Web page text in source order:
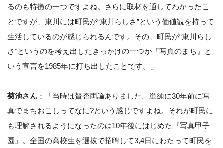
るのも特徴の一つですよね。さらに取材を通してわかったこ
とですが、東川には町民が“東川らしさ”という価値観を持って
生活しているのが感じられるんです。その、町民が“東川らし
さ”というのを考え出したきっかけの一つが『写真のまち』と
いう宣言を1985年に打ち出したことです。」
菊池さん ：「当時は賛否両論ありました。単純に30年前に写
真でまちおこしってなに?という感じですよね。それが町民に
も理解されるようになったのは10年後にはじめた『写真甲子
園』。全国の高校生を選抜で招聘して3,4日にわたって町民を